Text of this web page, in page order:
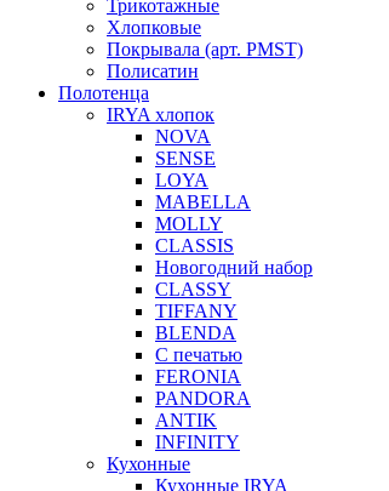
Трикотажные
Хлопковые
Покрывала (арт. PMST)
Полисатин
Полотенца
IRYA хлопок
NOVA
SENSE
LOYA
MABELLA
MOLLY
CLASSIS
Новогодний набор
CLASSY
TIFFANY
BLENDA
С печатью
FERONIA
PANDORA
ANTIK
INFINITY
Кухонные
Кухонные IRYA